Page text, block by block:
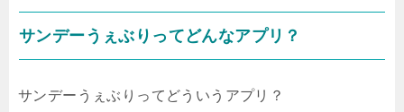
サンデーうぇぶりってどんなアプリ？
サンデーうぇぶりってどういうアプリ？